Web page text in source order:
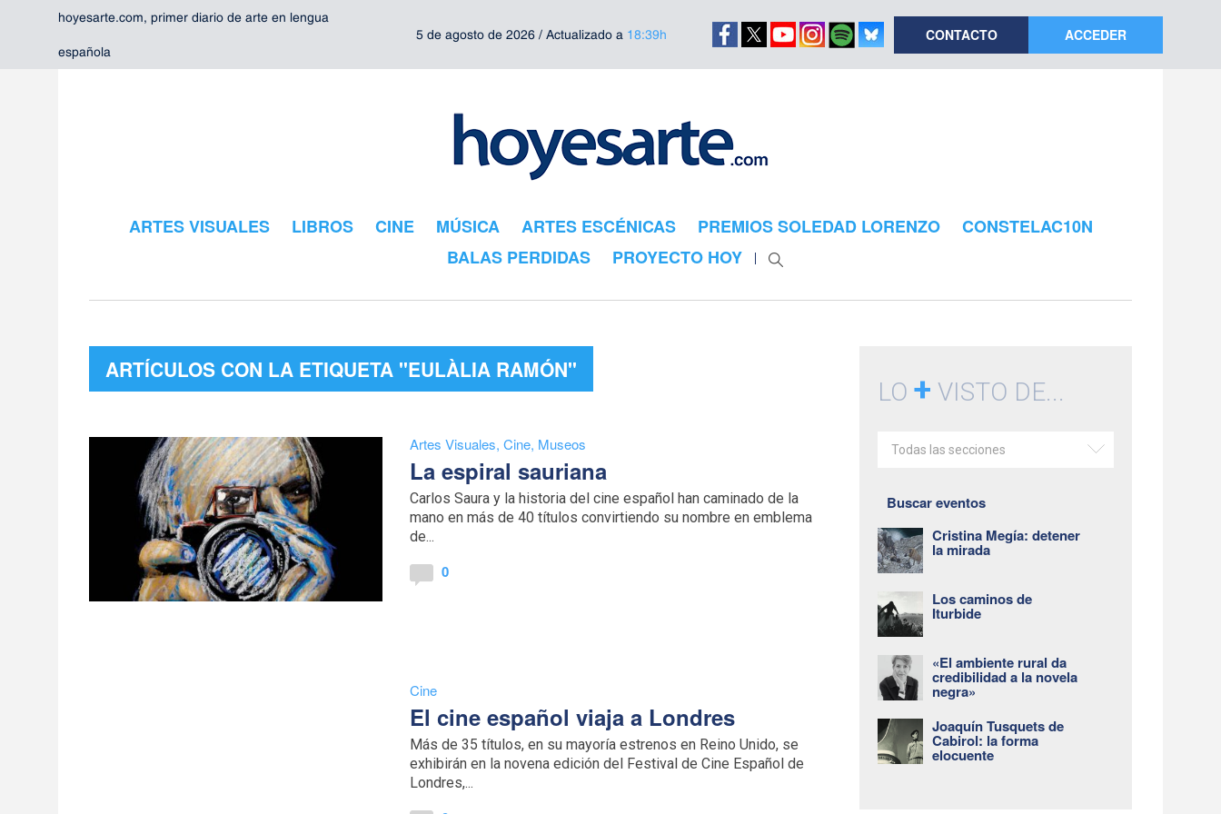
hoyesarte.com, primer diario de arte en lengua
española
5 de agosto de 2026 / Actualizado a 18:39h CONTACTO ACCEDER
ARTES VISUALES LIBROS CINE MÚSICA ARTES ESCÉNICAS PREMIOS SOLEDAD LORENZO
CONSTELAC10N
BALAS PERDIDAS
PROYECTO HOY
ARTÍCULOS CON LA ETIQUETA "EULÀLIA RAMÓN"
Artes Visuales,Cine, Museos
La espiral sauriana
Carlos Saura y la historia del cine español han caminado de la
mano en más de 40 títulos convirtiendo su nombre en emblema
de...
0
Cine
El cine español viaja a Londres
Más de 35 títulos, en su mayoría estrenos en Reino Unido, se
exhibirán en la novena edición del Festival de Cine Español de
Londres,...
LO+ VISTO DE...
Todas las secciones
Buscar eventos
Cristina Megía: detener
la mirada
Los caminos de
Iturbide
«El ambiente rural da
credibilidad a la novela
negra»
Joaquín Tusquets de
Cabirol: la forma
elocuente